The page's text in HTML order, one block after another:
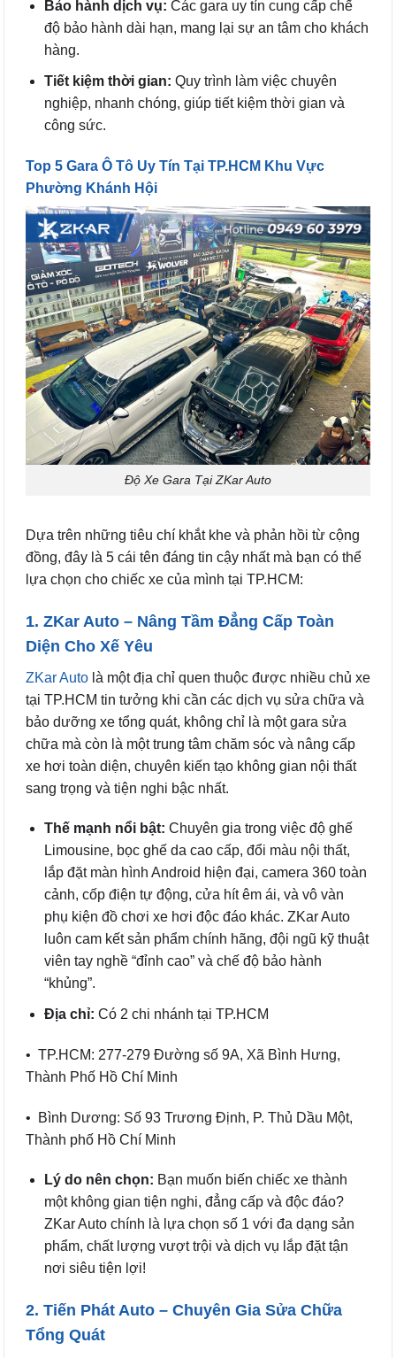
Bảo hành dịch vụ: Các gara uy tín cung cấp chế
độ bảo hành dài hạn, mang lại sự an tâm cho khách
hàng.
Tiết kiệm thời gian: Quy trình làm việc chuyên
nghiệp, nhanh chóng, giúp tiết kiệm thời gian và
công sức.
Top 5 Gara Ô Tô Uy Tín Tại TP.HCM Khu Vực
Phường Khánh Hội
Độ Xe Gara Tại ZKar Auto
Dựa trên những tiêu chí khắt khe và phản hồi từ cộng
đồng, đây là 5 cái tên đáng tin cậy nhất mà bạn có thể
lựa chọn cho chiếc xe của mình tại TP.HCM:
1. ZKar Auto – Nâng Tầm Đẳng Cấp Toàn
Diện Cho Xế Yêu
ZKar Auto là một địa chỉ quen thuộc được nhiều chủ xe
tại TP.HCM tin tưởng khi cần các dịch vụ sửa chữa và
bảo dưỡng xe tổng quát, không chỉ là một gara sửa
chữa mà còn là một trung tâm chăm sóc và nâng cấp
xe hơi toàn diện, chuyên kiến tạo không gian nội thất
sang trọng và tiện nghi bậc nhất.
Thế mạnh nổi bật: Chuyên gia trong việc độ ghế
Limousine, bọc ghế da cao cấp, đổi màu nội thất,
lắp đặt màn hình Android hiện đại, camera 360 toàn
cảnh, cốp điện tự động, cửa hít êm ái, và vô vàn
phụ kiện đồ chơi xe hơi độc đáo khác. ZKar Auto
luôn cam kết sản phẩm chính hãng, đội ngũ kỹ thuật
viên tay nghề “đỉnh cao” và chế độ bảo hành
“khủng”.
Địa chỉ: Có 2 chi nhánh tại TP.HCM
• TP.HCM: 277-279 Đường số 9A, Xã Bình Hưng,
Thành Phố Hồ Chí Minh
• Bình Dương: Số 93 Trương Định, P. Thủ Dầu Một,
Thành phố Hồ Chí Minh
Lý do nên chọn: Bạn muốn biến chiếc xe thành
một không gian tiện nghi, đẳng cấp và độc đáo?
ZKar Auto chính là lựa chọn số 1 với đa dạng sản
phẩm, chất lượng vượt trội và dịch vụ lắp đặt tận
nơi siêu tiện lợi!
2. Tiến Phát Auto – Chuyên Gia Sửa Chữa
Tổng Quát